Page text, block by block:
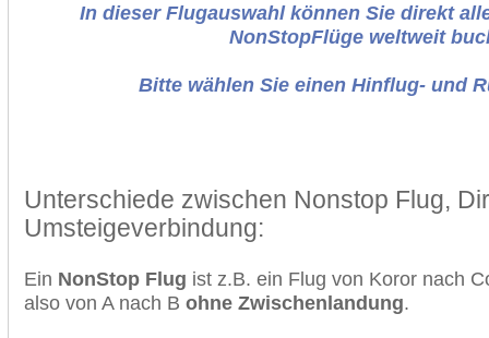
In dieser Flugauswahl können Sie direkt
NonStopFlüge weltweit
Bitte wählen Sie einen Hinflug- und
Unterschiede zwischen Nonstop Flug,
Umsteigeverbindung:
Ein NonStop Flug ist z.B. ein Flug von Koror nach
also von A nach B ohne Zwischenlandung.